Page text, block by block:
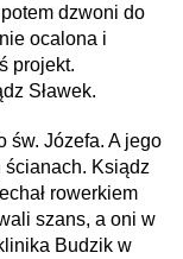
dzwoni do
ocalona i
projekt.
Sławek.
św. Józefa. A jego
ścianach. Ksiądz
rowerkiem
szans, a oni w
Budzik w